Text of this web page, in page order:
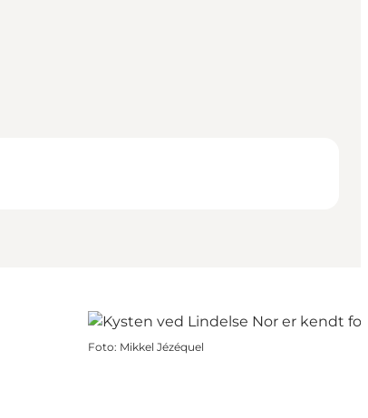
Foto: Mikkel Jézéquel